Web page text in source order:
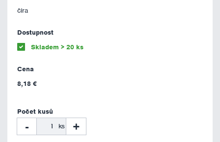
číra
Skladem > 20 ks
8,18 €
- ks +